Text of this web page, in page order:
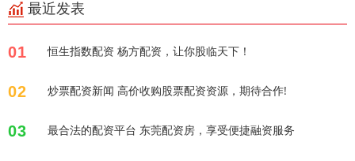
最近发表
01 恒生指数配资 杨方配资，让你股临天下！
02 炒票配资新闻 高价收购股票配资资源，期待合作!
03 最合法的配资平台 东莞配资房，享受便捷融资服务